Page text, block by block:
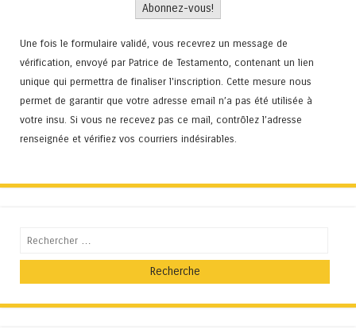
Une fois le formulaire validé, vous recevrez un message de
vérification, envoyé par Patrice de Testamento, contenant un lien
unique qui permettra de finaliser l'inscription. Cette mesure nous
permet de garantir que votre adresse email n’a pas été utilisée à
votre insu. Si vous ne recevez pas ce mail, contrôlez l’adresse
renseignée et vérifiez vos courriers indésirables.
Recherche